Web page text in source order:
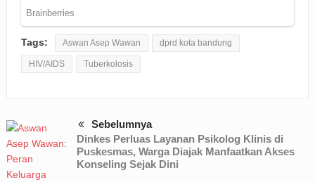
Tags: Aswan Asep Wawan dprd kota bandung
HIV/AIDS Tuberkolosis
Sebelumnya
Dinkes Perluas Layanan Psikolog Klinis di
Puskesmas, Warga Diajak Manfaatkan Akses
Konseling Sejak Dini